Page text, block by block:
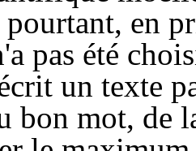
en
pas été
un texte
bon mot, de